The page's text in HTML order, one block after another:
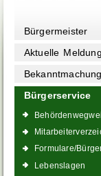
Bürgermeister
Aktuelle
Bürgerservice
Formulare/
Lebenslagen